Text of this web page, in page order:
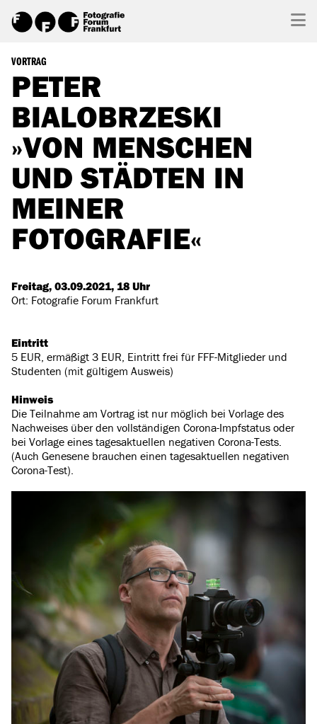
VORTRAG
PETER
BIALOBRZESKI
»VON MENSCHEN
UND STÄDTEN IN
MEINER
FOTOGRAFIE«
Freitag, 03.09.2021, 18 Uhr
Ort: Fotografie Forum Frankfurt
Eintritt
5 EUR, ermäßigt 3 EUR, Eintritt frei für FFF-Mitglieder und
Studenten (mit gültigem Ausweis)
Hinweis
Die Teilnahme am Vortrag ist nur möglich bei Vorlage des
Nachweises über den vollständigen Corona-Impfstatus oder
bei Vorlage eines tagesaktuellen negativen Corona-Tests.
(Auch Genesene brauchen einen tagesaktuellen negativen
Corona-Test).